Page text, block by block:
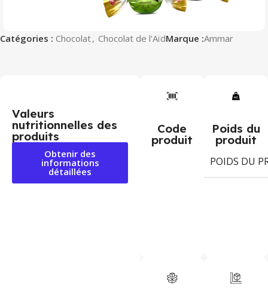
Catégories : Chocolat, Chocolat de l'AïdMarque :Ammar
Valeurs
nutritionnelles des
produits
Obtenir des
informations
détaillées
Code
produit
Poids du
produit
POIDS DU